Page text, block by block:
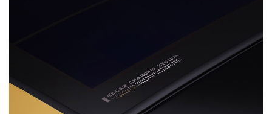
Vanaf € 56.570,-